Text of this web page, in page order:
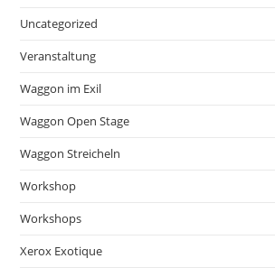
Uncategorized
Veranstaltung
Waggon im Exil
Waggon Open Stage
Waggon Streicheln
Workshop
Workshops
Xerox Exotique